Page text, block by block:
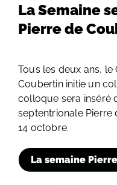
La Semaine
Pierre de
Tous les deux ans,
Coubertin initie un
colloque sera inséré
septentrionale Pierre
14 octobre.
La semaine